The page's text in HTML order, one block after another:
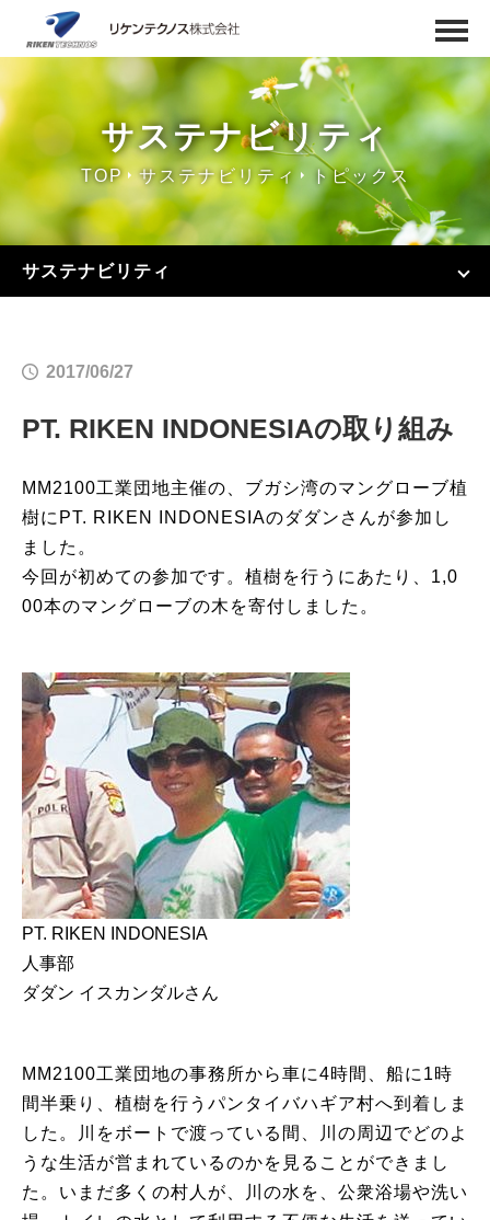
サステナビリティ
TOP サステナビリティ トピックス
サステナビリティ
2017/06/27
PT. RIKEN INDONESIAの取り組み
MM2100工業団地主催の、ブガシ湾のマングローブ植
樹にPT. RIKEN INDONESIAのダダンさんが参加し
ました。
今回が初めての参加です。植樹を行うにあたり、1,0
00本のマングローブの木を寄付しました。
PT. RIKEN INDONESIA
人事部
ダダン イスカンダルさん
MM2100工業団地の事務所から車に4時間、船に1時
間半乗り、植樹を行うパンタイバハギア村へ到着しま
した。川をボートで渡っている間、川の周辺でどのよ
うな生活が営まれているのかを見ることができまし
た。いまだ多くの村人が、川の水を、公衆浴場や洗い